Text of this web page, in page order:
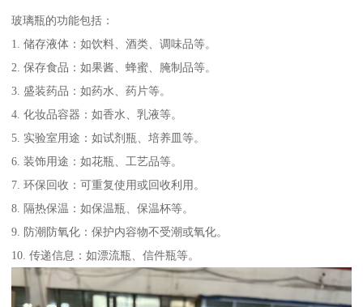
玻璃瓶的功能包括：
1. 储存液体：如饮料、酒类、调味品等。
2. 保存食品：如果酱、蜂蜜、腌制品等。
3. 盛装药品：如药水、药片等。
4. 化妆品容器：如香水、乳液等。
5. 实验室用途：如试剂瓶、培养皿等。
6. 装饰用途：如花瓶、工艺品等。
7. 环保回收：可重复使用或回收利用。
8. 隔热保温：如保温瓶、保温杯等。
9. 防潮防氧化：保护内容物不受潮或氧化。
10. 传递信息：如漂流瓶、信件瓶等。